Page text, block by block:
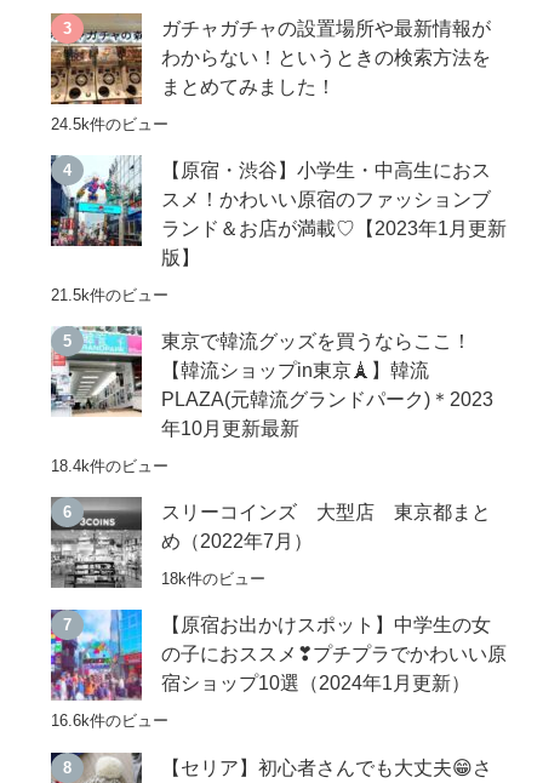
ガチャガチャの設置場所や最新情報が
わからない！というときの検索方法を
まとめてみました！
24.5k件のビュー
【原宿・渋谷】小学生・中高生におス
スメ！かわいい原宿のファッションブ
ランド＆お店が満載♡【2023年1月更新
版】
21.5k件のビュー
東京で韓流グッズを買うならここ！
【韓流ショップin東京🗼】韓流
PLAZA(元韓流グランドパーク)＊2023
年10月更新最新
18.4k件のビュー
スリーコインズ 大型店 東京都まと
め（2022年7月）
18k件のビュー
【原宿お出かけスポット】中学生の女
の子におススメ❣プチプラでかわいい原
宿ショップ10選（2024年1月更新）
16.6k件のビュー
【セリア】初心者さんでも大丈夫😁さ